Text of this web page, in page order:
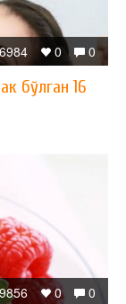
0
0
6984
бўлган 16
0
0
9856